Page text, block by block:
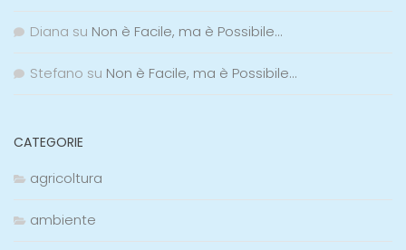
Diana su Non è Facile, ma è Possibile…
Stefano su Non è Facile, ma è Possibile…
CATEGORIE
agricoltura
ambiente